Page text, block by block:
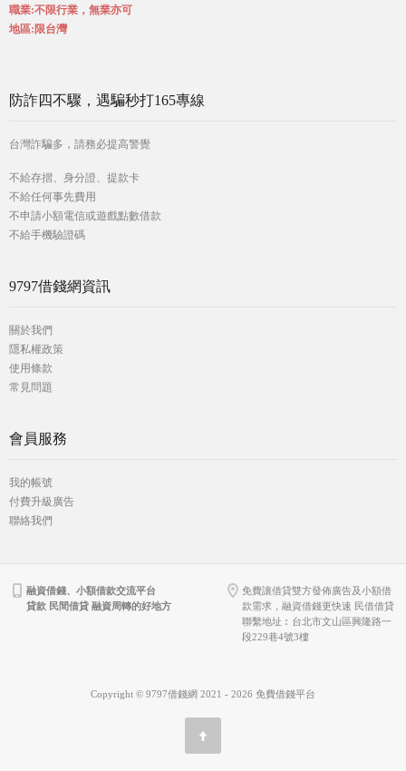
職業:不限行業，無業亦可
地區:限台灣
防詐四不驟，遇騙秒打165專線
台灣詐騙多，請務必提高警覺
不給存摺、身分證、提款卡
不給任何事先費用
不申請小額電信或遊戲點數借款
不給手機驗證碼
9797借錢網資訊
關於我們
隱私權政策
使用條款
常見問題
會員服務
我的帳號
付費升級廣告
聯絡我們
融資借錢、小額借款交流平台
貸款 民間借貸 融資周轉的好地方
免費讓借貸雙方發佈廣告及小額借
款需求，融資借錢更快速 民借借貸
聯繫地址︰台北市文山區興隆路一
段229巷4號3樓
Copyright © 9797借錢網 2021 - 2026 免費借錢平台